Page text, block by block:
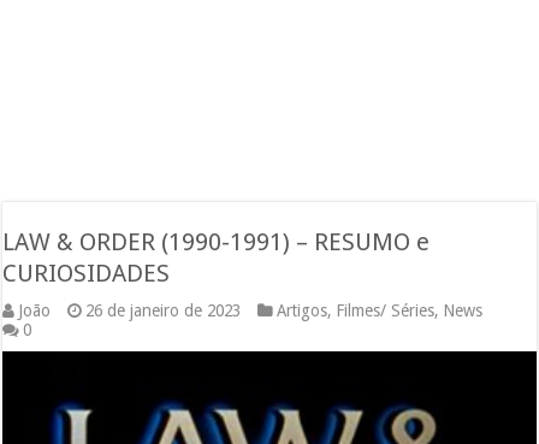
LAW & ORDER (1990-1991) – RESUMO e
CURIOSIDADES
João 26 de janeiro de 2023 Artigos, Filmes/ Séries, News
0